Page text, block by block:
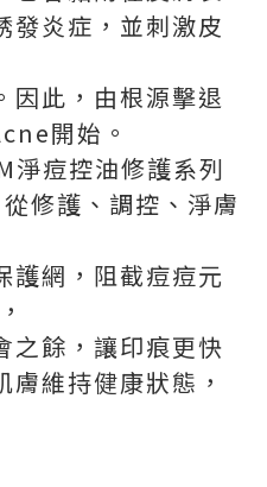
發炎症，並刺激皮
因此，由根源擊退
開始。
淨痘控油修護系列
修護、調控、淨膚
護網，阻截痘痘元
之餘，讓印痕更快
維持健康狀態，